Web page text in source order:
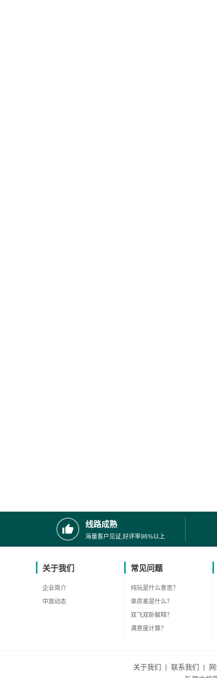
线路成熟
海量客户见证,好评率96%以上
关于我们
企业简介
中旅动态
常见问题
纯玩是什么意思？
单房差是什么？
双飞双卧解释？
满意度计算？
关于我们 | 联系我们 |